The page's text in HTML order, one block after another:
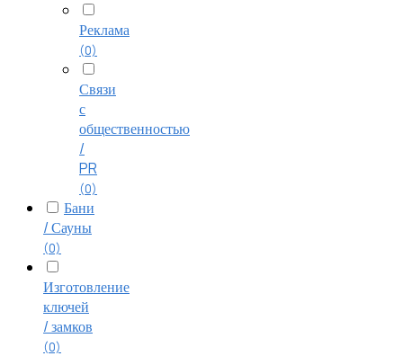
Реклама
(0)
Связи
с
общественностью
/
PR
(0)
Бани
/ Сауны
(0)
Изготовление
ключей
/ замков
(0)